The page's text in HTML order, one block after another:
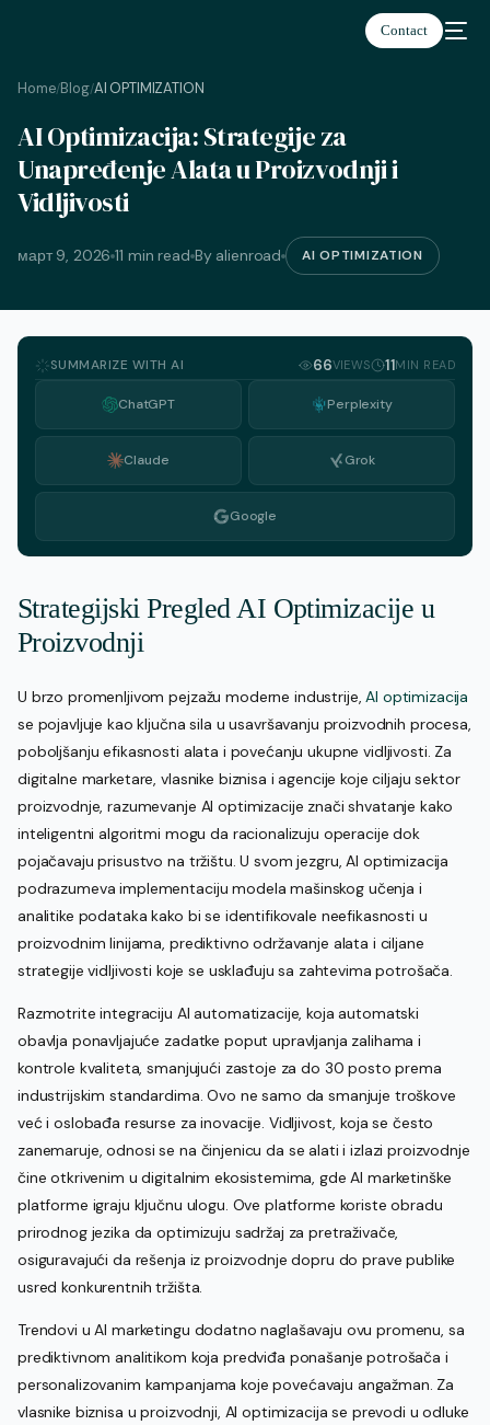
Contact
Home/Blog/AI OPTIMIZATION
AI Optimizacija: Strategije za
Unapređenje Alata u Proizvodnji i
Vidljivosti
март 9, 2026 11 min read By alienroad AI OPTIMIZATION
SUMMARIZE WITH AI 66VIEWS 11MIN READ
ChatGPT Perplexity
Claude Grok
Google
Strategijski Pregled AI Optimizacije u
Proizvodnji
U brzo promenljivom pejzažu moderne industrije, AI optimizacija
se pojavljuje kao ključna sila u usavršavanju proizvodnih procesa,
poboljšanju efikasnosti alata i povećanju ukupne vidljivosti. Za
digitalne marketare, vlasnike biznisa i agencije koje ciljaju sektor
proizvodnje, razumevanje AI optimizacije znači shvatanje kako
inteligentni algoritmi mogu da racionalizuju operacije dok
pojačavaju prisustvo na tržištu. U svom jezgru, AI optimizacija
podrazumeva implementaciju modela mašinskog učenja i
analitike podataka kako bi se identifikovale neefikasnosti u
proizvodnim linijama, prediktivno održavanje alata i ciljane
strategije vidljivosti koje se usklađuju sa zahtevima potrošača.
Razmotrite integraciju AI automatizacije, koja automatski
obavlja ponavljajuće zadatke poput upravljanja zalihama i
kontrole kvaliteta, smanjujući zastoje za do 30 posto prema
industrijskim standardima. Ovo ne samo da smanjuje troškove
već i oslobađa resurse za inovacije. Vidljivost, koja se često
zanemaruje, odnosi se na činjenicu da se alati i izlazi proizvodnje
čine otkrivenim u digitalnim ekosistemima, gde AI marketinške
platforme igraju ključnu ulogu. Ove platforme koriste obradu
prirodnog jezika da optimizuju sadržaj za pretraživače,
osiguravajući da rešenja iz proizvodnje dopru do prave publike
usred konkurentnih tržišta.
Trendovi u AI marketingu dodatno naglašavaju ovu promenu, sa
prediktivnom analitikom koja predviđa ponašanje potrošača i
personalizovanim kampanjama koje povećavaju angažman. Za
vlasnike biznisa u proizvodnji, AI optimizacija se prevodi u odluke
српски